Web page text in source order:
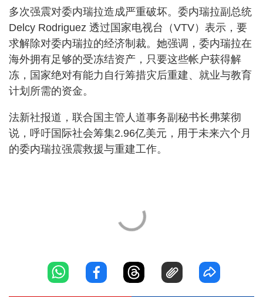
多次强震对委内瑞拉造成严重破坏。委内瑞拉副总统
Delcy Rodriguez 透过国家电视台（VTV）表示，要
求解除对委内瑞拉的经济制裁。她强调，委内瑞拉在
海外拥有足够的受冻结资产，只要这些帐户获得解
冻，国家绝对有能力自行筹措灾后重建、就业与教育
计划所需的资金。
法新社报道，联合国主管人道事务副秘书长弗莱彻
说，呼吁国际社会筹集2.96亿美元，用于未来六个月
的委内瑞拉强震救援与重建工作。